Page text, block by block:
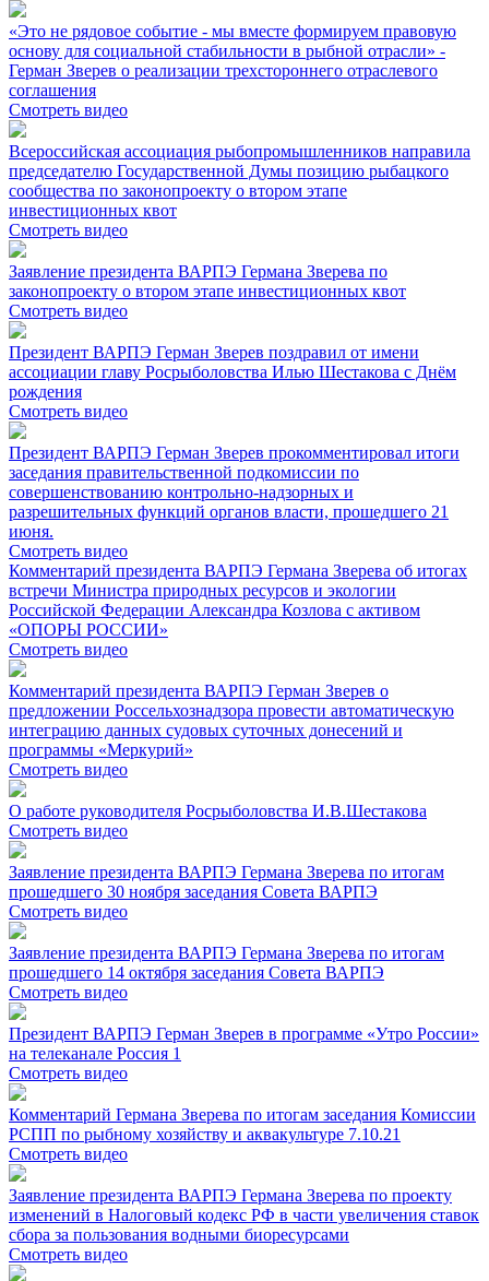
«Это не рядовое событие - мы вместе формируем правовую
основу для социальной стабильности в рыбной отрасли» -
Герман Зверев о реализации трехстороннего отраслевого
соглашения
Смотреть видео
Всероссийская ассоциация рыбопромышленников направила
председателю Государственной Думы позицию рыбацкого
сообщества по законопроекту о втором этапе
инвестиционных квот
Смотреть видео
Заявление президента ВАРПЭ Германа Зверева по
законопроекту о втором этапе инвестиционных квот
Смотреть видео
Президент ВАРПЭ Герман Зверев поздравил от имени
ассоциации главу Росрыболовства Илью Шестакова с Днём
рождения
Смотреть видео
Президент ВАРПЭ Герман Зверев прокомментировал итоги
заседания правительственной подкомиссии по
совершенствованию контрольно-надзорных и
разрешительных функций органов власти, прошедшего 21
июня.
Смотреть видео
Комментарий президента ВАРПЭ Германа Зверева об итогах
встречи Министра природных ресурсов и экологии
Российской Федерации Александра Козлова с активом
«ОПОРЫ РОССИИ»
Смотреть видео
Комментарий президента ВАРПЭ Герман Зверев о
предложении Россельхознадзора провести автоматическую
интеграцию данных судовых суточных донесений и
программы «Меркурий»
Смотреть видео
О работе руководителя Росрыболовства И.В.Шестакова
Смотреть видео
Заявление президента ВАРПЭ Германа Зверева по итогам
прошедшего 30 ноября заседания Совета ВАРПЭ
Смотреть видео
Заявление президента ВАРПЭ Германа Зверева по итогам
прошедшего 14 октября заседания Совета ВАРПЭ
Смотреть видео
Президент ВАРПЭ Герман Зверев в программе «Утро России»
на телеканале Россия 1
Смотреть видео
Комментарий Германа Зверева по итогам заседания Комиссии
РСПП по рыбному хозяйству и аквакультуре 7.10.21
Смотреть видео
Заявление президента ВАРПЭ Германа Зверева по проекту
изменений в Налоговый кодекс РФ в части увеличения ставок
сбора за пользования водными биоресурсами
Смотреть видео